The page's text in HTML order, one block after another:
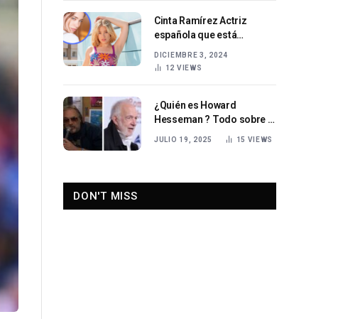
Cinta Ramírez Actriz
española que está
DICIEMBRE 3, 2024
12 VIEWS
¿Quién es Howard
Hesseman ? Todo sobre el
actor estadounidense
JULIO 19, 2025 15 VIEWS
DON'T MISS